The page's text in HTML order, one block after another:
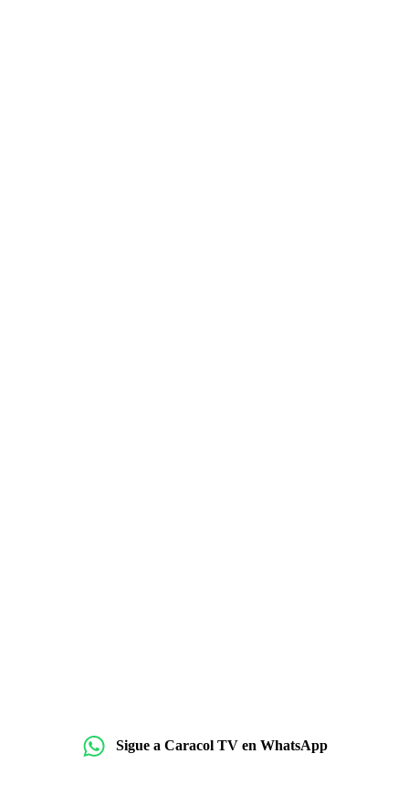
Sigue a Caracol TV en WhatsApp